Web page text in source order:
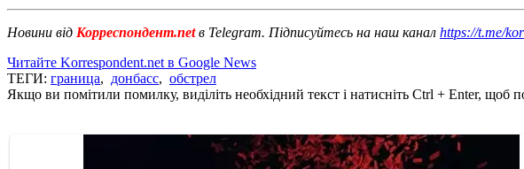
Новини від Корреспондент.netв Telegram. Підписуйтесь на наш канал https://t.me/
Читайте Korrespondent.net в Google News
ТЕГИ: граница, донбасс, обстрел
Якщо ви помітили помилку, виділіть необхідний текст і натисніть Ctrl + Enter, щоб